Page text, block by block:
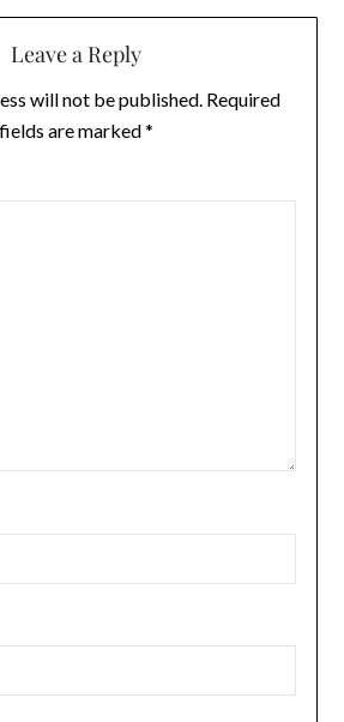
Leave a Reply
will not be published. Required
fields are marked*